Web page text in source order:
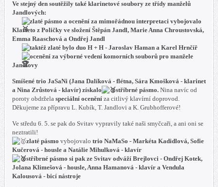
Ve stejný den soutěžily také klarinetové soubory ze třídy manželů
Jandlových:
zlaté pásmo a ocenění za mimořádnou interpretaci vybojovalo
Klarteto z Poličky ve složení Štěpán Jandl, Marie Anna Chroustovská,
Emma Raaschová a Ondřej Jandl
taktéž zlaté bylo duo H + H - Jaroslav Haman a Karel Hrnčíř
ocenění za výborné vedení komorních souborů pro manžele
Jandlovy
Smíšené trio JaSaNi (Jana Dalíková - flétna, Sára Kmošková - klarinet
a Nina Zrůstová - klavír) získalo
stříbrné pásmo. Nina navíc od
poroty obdržela speciální ocenění za citlivý klavírní doprovod.
Děkujeme za přípravu L. Kubík, T. Jandlovi a K. Grubhofferové!
Ve středu 6. 5. se pak do Svitav vypravily také naši smyčcaři, a ani oni se
neztratili!
zlaté pásmo vybojovalo trio NaMaSo - Markéta Kadidlová, Sofie
Kučerová - housle a Natálie Mihulková - klavír
stříbrné pásmo si pak ze Svitav odváží Brejlovci - Ondřej Kotek,
Jolana Klimešová - housle, Anna Hamanová - klavír a Vendula
Kalousová - bicí nástroje